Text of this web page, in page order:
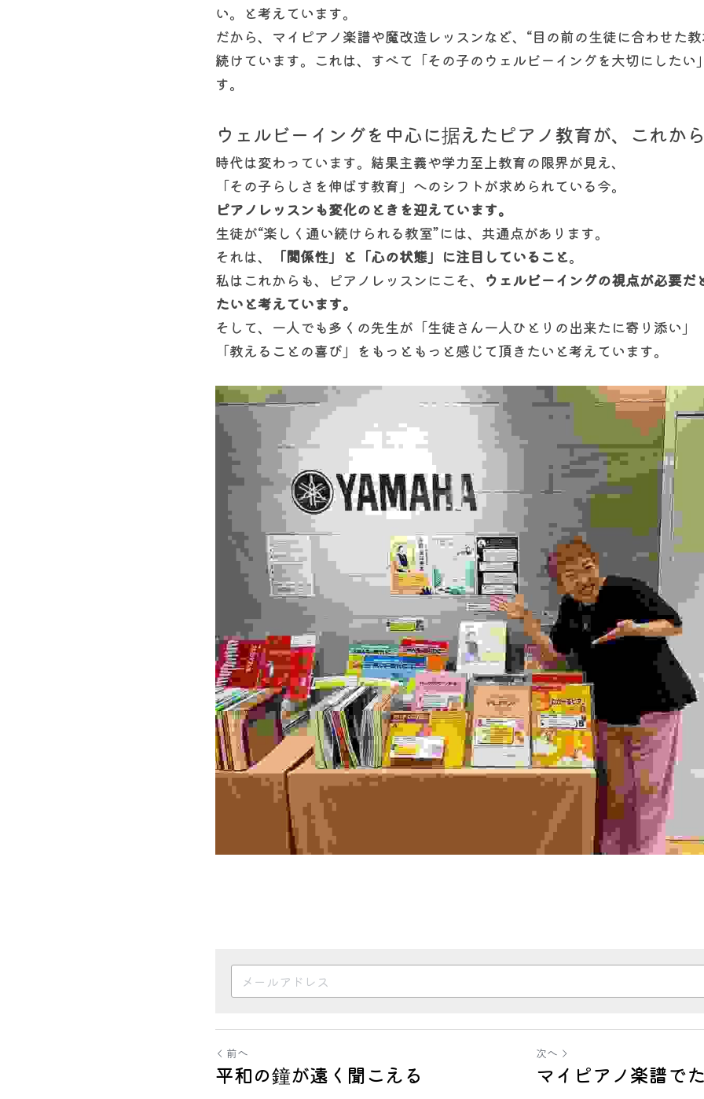
い。と考えています。
だから、マイピアノ楽譜や魔改造レッスンなど、“目の前の生徒に合わせた
続けています。これは、すべて「その子のウェルビーイングを大切にしたい
す。
ウェルビーイングを中心に据えたピアノ教育が、これか
時代は変わっています。結果主義や学力至上教育の限界が見え、
「その子らしさを伸ばす教育」へのシフトが求められている今。
ピアノレッスンも変化のときを迎えています。
生徒が“楽しく通い続けられる教室”には、共通点があります。
それは、
「関係性」と「心の状態」に注目していること。
私はこれからも、ピアノレッスンにこそ、
ウェルビーイングの視点が必要だ
たいと考えています。
そして、一人でも多くの先生が「生徒さん一人ひとりの出来たに寄り添い」
「教えることの喜び」をもっともっと感じて頂きたいと考えています。
前へ
平和の鐘が遠く聞こえる
次へ
マイピアノ楽譜で